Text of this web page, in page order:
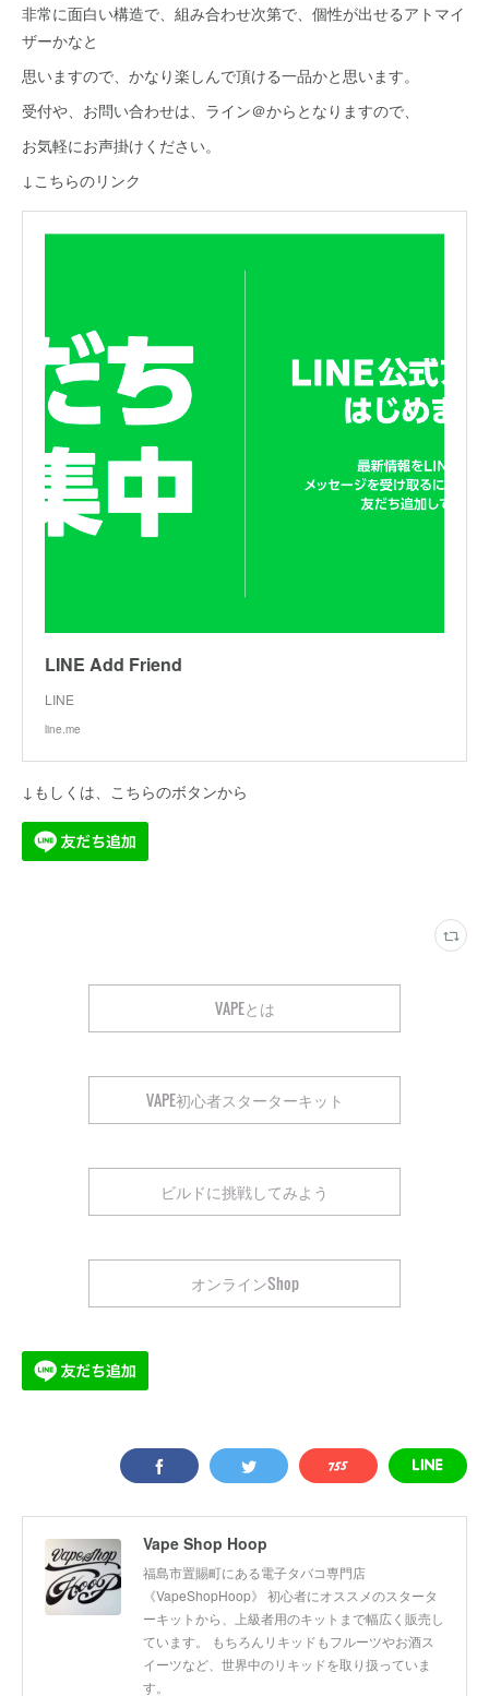
非常に面白い構造で、組み合わせ次第で、個性が出せるアトマイ
ザーかなと
思いますので、かなり楽しんで頂ける一品かと思います。
受付や、お問い合わせは、ライン＠からとなりますので、
お気軽にお声掛けください。
↓こちらのリンク
LINE Add Friend
LINE
line.me
↓もしくは、こちらのボタンから
VAPEとは
VAPE初心者スターターキット
ビルドに挑戦してみよう
オンラインShop
Vape Shop Hoop
福島市置賜町にある電子タバコ専門店
《VapeShopHoop》 初心者にオススメのスタータ
ーキットから、上級者用のキットまで幅広く販売し
ています。 もちろんリキッドもフルーツやお酒ス
イーツなど、世界中のリキッドを取り扱っていま
す。